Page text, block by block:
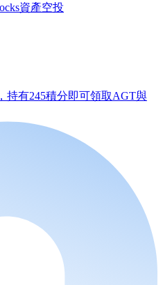
資產空投
持有245積分即可領取AGT與